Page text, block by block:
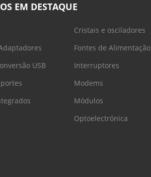
EM DESTAQUE
USB
Cristais e osciladores
Fontes de Alimentação
Interruptores
Modems
Módulos
Optoelectrónica